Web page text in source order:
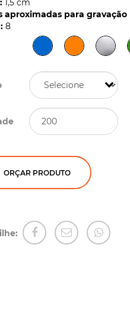
1,5 cm
aproximadas para gravação
8
ORÇAR PRODUTO